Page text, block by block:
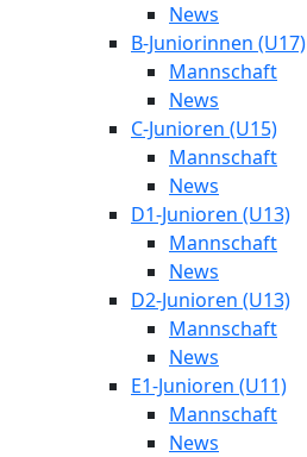
News
B-Juniorinnen (U17)
Mannschaft
News
C-Junioren (U15)
Mannschaft
News
D1-Junioren (U13)
Mannschaft
News
D2-Junioren (U13)
Mannschaft
News
E1-Junioren (U11)
Mannschaft
News